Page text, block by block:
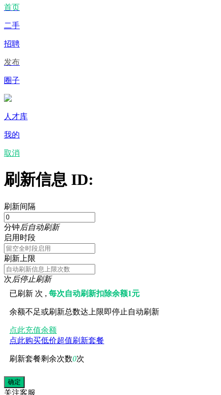
首页
二手
招聘
发布
圈子
人才库
我的
取消
刷新信息 ID:
刷新间隔
分钟后自动刷新
启用时段
刷新上限
次后停止刷新
已刷新 次 ,每次自动刷新扣除余额1元
余额不足或刷新总数达上限即停止自动刷新
点此充值余额
点此购买低价超值刷新套餐
刷新套餐剩余次数0次
关注客服